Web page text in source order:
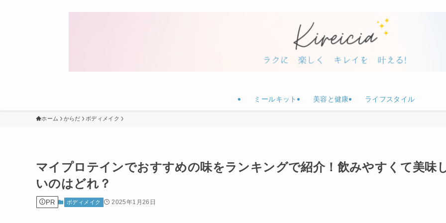
ミールキット 美容と健康 ライフスタイル
ホーム からだ ボディメイク
マイプロテインでおすすめの味をランキングで紹介！飲みやすくて美味
いのはどれ？
PR ボディメイク 2025年1月26日